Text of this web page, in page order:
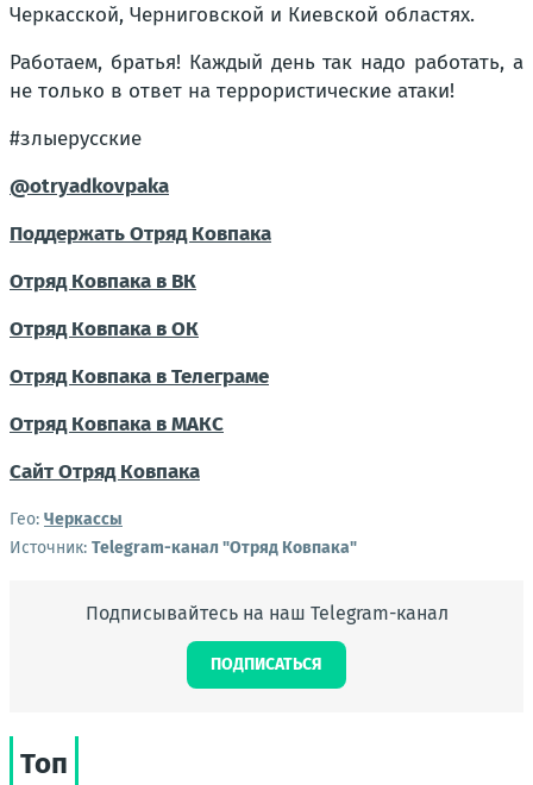
Черкасской, Черниговской и Киевской областях.
Работаем, братья! Каждый день так надо работать, а
не только в ответ на террористические атаки!
#злыерусские
@otryadkovpaka
Поддержать Отряд Ковпака
Отряд Ковпака в ВК
Отряд Ковпака в ОК
Отряд Ковпака в Телеграме
Отряд Ковпака в МАКС
Сайт Отряд Ковпака
Гео: Черкассы
Источник: Telegram-канал "Отряд Ковпака"
Подписывайтесь на наш Telegram-канал
ПОДПИСАТЬСЯ
Топ